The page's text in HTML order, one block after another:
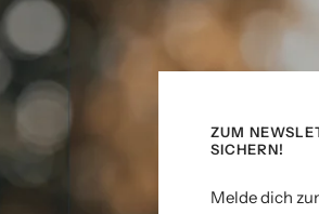
ZUM
SICHERN!
Melde dich